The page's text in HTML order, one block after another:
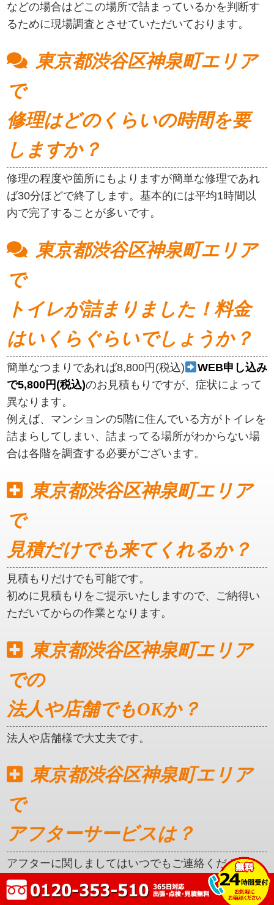
などの場合はどこの場所で詰まっているかを判断す
るために現場調査とさせていただいております。
東京都渋谷区神泉町エリア
で
修理はどのくらいの時間を要
しますか？
修理の程度や箇所にもよりますが簡単な修理であれ
ば30分ほどで終了します。基本的には平均1時間以
内で完了することが多いです。
東京都渋谷区神泉町エリア
で
トイレが詰まりました！料金
はいくらぐらいでしょうか？
簡単なつまりであれば8,800円(税込)
WEB申し込み
で5,800円(税込)のお見積もりですが、症状によって
異なります。
例えば、マンションの5階に住んでいる方がトイレを
詰まらしてしまい、詰まってる場所がわからない場
合は各階を調査する必要がございます。
東京都渋谷区神泉町エリア
で
見積だけでも来てくれるか？
見積もりだけでも可能です。
初めに見積もりをご提示いたしますので、ご納得い
ただいてからの作業となります。
東京都渋谷区神泉町エリア
での
法人や店舗でもOKか？
法人や店舗様で大丈夫です。
東京都渋谷区神泉町エリア
で
アフターサービスは？
アフターに関しましてはいつでもご連絡ください。
クレカ対応はしているか？